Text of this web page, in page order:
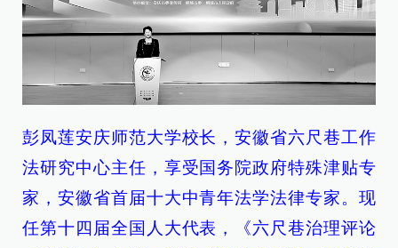
彭凤莲安庆师范大学校长，安徽省六尺巷工作
法研究中心主任，享受国务院政府特殊津贴专
家，安徽省首届十大中青年法学法律专家。现
任第十四届全国人大代表，《六尺巷治理评论